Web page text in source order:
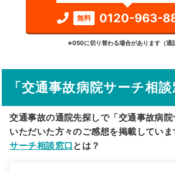
検索する
詳細条件で絞り込む
駅から探す
無料 0120-963-
※050に切り替わる場合があります（通
「交通事故病院サーチ相
交通事故の通院先探しで「交通事故病
いただいた方々のご感想を掲載していま
サーチ相談窓口 とは？